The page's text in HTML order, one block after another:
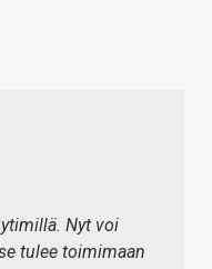
Nyt voi
tulee toimimaan